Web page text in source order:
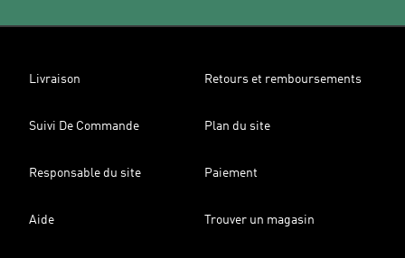
Livraison Retours et remboursements
Suivi De Commande Plan du site
Responsable du site Paiement
Aide Trouver un magasin